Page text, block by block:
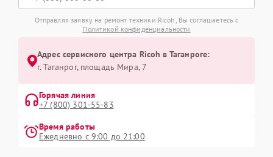
Отправляя заявку на ремонт техники Ricoh, Вы соглашаетесь с
Политикой конфиденциальности
Адрес сервисного центра Ricoh в Таганроге:
г. Таганрог, площадь Мира, 7
Горячая линия
+7 (800) 301-55-83
Время работы
Ежедневно с 9:00 до 21:00